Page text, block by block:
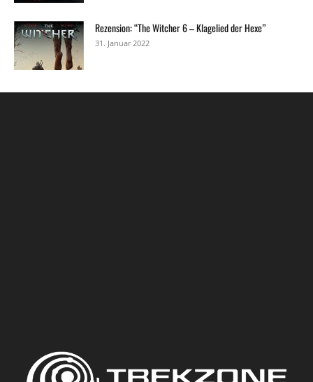
Rezension: “The Witcher 6 – Klagelied der Hexe”
31. Januar 2022